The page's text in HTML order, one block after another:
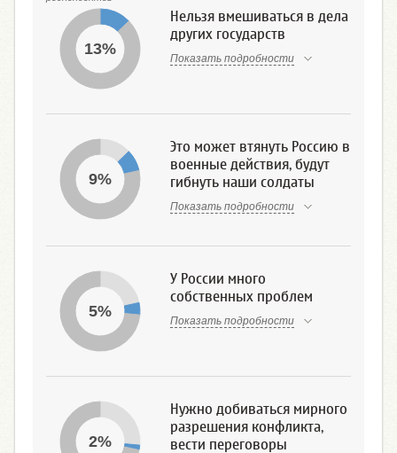
13%
Нельзя вмешиваться в дела
других государств
Показать подробности
9%
Это может втянуть Россию в
военные действия, будут
гибнуть наши солдаты
Показать подробности
5%
У России много
собственных проблем
Показать подробности
2%
Нужно добиваться мирного
разрешения конфликта,
вести переговоры